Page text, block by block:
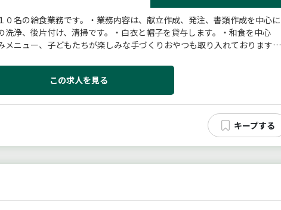
０名の給食業務です。・業務内容は、献立作成、発注、書類作成を中心に
洗浄、後片付け、清掃です。・白衣と帽子を貸与します。・和食を中心
メニュー、子どもたちが楽しみな手づくりおやつも取り入れております。
この求人を見る